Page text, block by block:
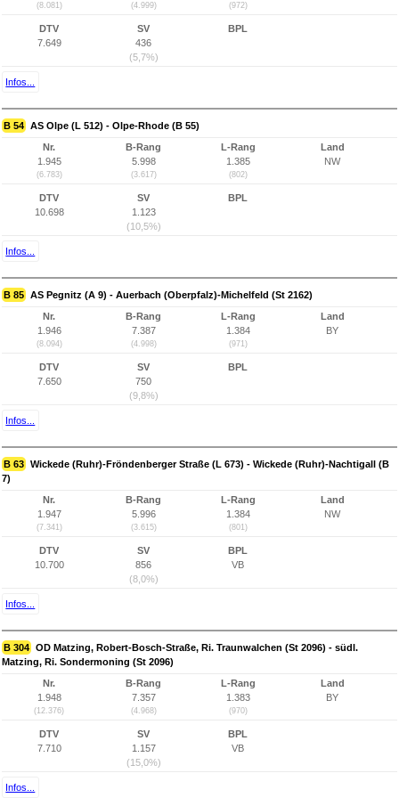
(8.081) (4.999) (972)
DTV
7.649
SV
436
(5,7%)
BPL
Infos...
B 54 AS Olpe (L 512) - Olpe-Rhode (B 55)
Nr.
1.945
(6.783)
B-Rang
5.998
(3.617)
L-Rang
1.385
(802)
Land
NW
DTV
10.698
SV
1.123
(10,5%)
BPL
Infos...
B 85 AS Pegnitz (A 9) - Auerbach (Oberpfalz)-Michelfeld (St 2162)
Nr.
1.946
(8.094)
B-Rang
7.387
(4.998)
L-Rang
1.384
(971)
Land
BY
DTV
7.650
SV
750
(9,8%)
BPL
Infos...
B 63 Wickede (Ruhr)-Fröndenberger Straße (L 673) - Wickede (Ruhr)-Nachtigall (B
7)
Nr.
1.947
(7.341)
B-Rang
5.996
(3.615)
L-Rang
1.384
(801)
Land
NW
DTV
10.700
SV
856
(8,0%)
BPL
VB
Infos...
B 304 OD Matzing, Robert-Bosch-Straße, Ri. Traunwalchen (St 2096) - südl.
Matzing, Ri. Sondermoning (St 2096)
Nr.
1.948
(12.376)
B-Rang
7.357
(4.968)
L-Rang
1.383
(970)
Land
BY
DTV
7.710
SV
1.157
(15,0%)
BPL
VB
Infos...